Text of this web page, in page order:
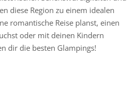
diese Region zu einem idealen
romantische Reise planst, einen
oder mit deinen Kindern
dir die besten Glampings!